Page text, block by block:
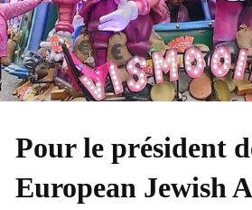
Pour le président
European Jewish